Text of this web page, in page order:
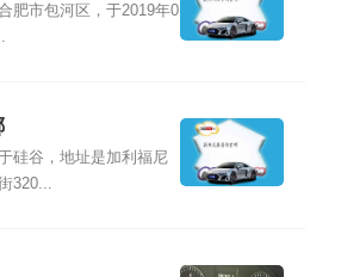
肥市包河区，于2019年0
硅谷，地址是加利福尼
320...